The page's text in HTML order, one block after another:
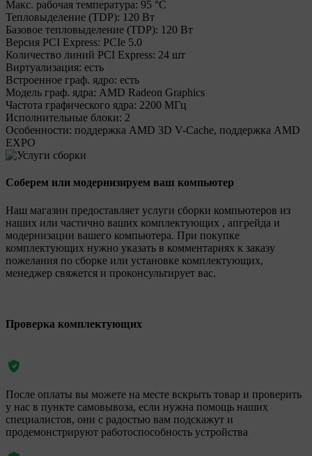
Макс. рабочая температура: 95 °C
Тепловыделение (TDP): 120 Вт
Базовое тепловыделение (TDP): 120 Вт
Версия PCI Express: PCIe 5.0
Количество линий PCI Express: 24 шт
Виртуализация: есть
Встроенное граф. ядро: есть
Модель граф. ядра: AMD Radeon Graphics
Частота графического ядра: 2200 МГц
Исполнительные блоки: 2
Особенности: поддержка AMD 3D V-Cache, поддержка AMD
EXPO
Соберем или модернизируем ваш компьютер
Наш магазин предоставляет услуги сборки компьютеров из
наших или частично ваших комплектующих , апгрейда и
модернизации вашего компьютера. При покупке
комплектующих нужно указать в комментариях к заказу
пожелания по сборке или установке комплектующих,
менеджер свяжется и проконсультирует вас.
Проверка комплектующих
После оплаты вы можете на месте вскрыть товар и проверить
у нас в пункте самовывоза, если нужна помощь наших
специалистов, они с радостью вам подскажут и
продемонстрируют работоспособность устройства